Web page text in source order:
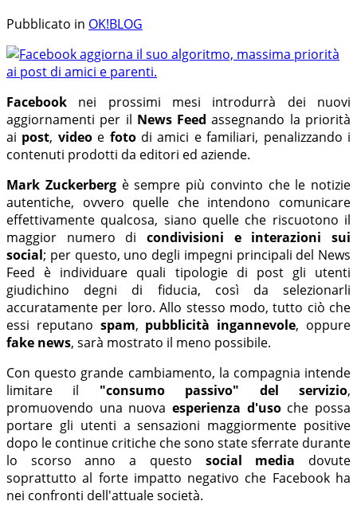
Pubblicato in OK!BLOG
Facebook nei prossimi mesi introdurrà dei nuovi
aggiornamenti per il News Feed assegnando la priorità
ai post, videoe fotodi amici e familiari, penalizzando i
contenuti prodotti da editori ed aziende.
Mark Zuckerbergè sempre più convinto che le notizie
autentiche, ovvero quelle che intendono comunicare
effettivamente qualcosa, siano quelle che riscuotono il
maggior numero di condivisioni e interazioni sui
social; per questo, uno degli impegni principali del News
Feed è individuare quali tipologie di post gli utenti
giudichino degni di fiducia, così da selezionarli
accuratamente per loro. Allo stesso modo, tutto ciò che
essi reputano spam, pubblicità ingannevole, oppure
fake news, sarà mostrato il meno possibile.
Con questo grande cambiamento, la compagnia intende
limitare il "consumo passivo" del servizio,
promuovendo una nuova esperienza d'usoche possa
portare gli utenti a sensazioni maggiormente positive
dopo le continue critiche che sono state sferrate durante
lo scorso anno a questo social media dovute
soprattutto al forte impatto negativo che Facebook ha
nei confronti dell'attuale società.